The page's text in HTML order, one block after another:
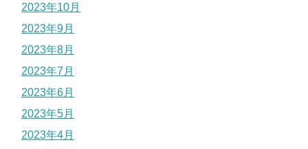
2023年10月
2023年9月
2023年8月
2023年7月
2023年6月
2023年5月
2023年4月